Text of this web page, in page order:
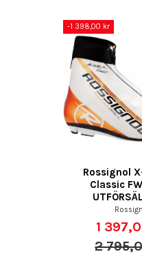
-1 398,00 kr
Rossignol
Classic
1
2